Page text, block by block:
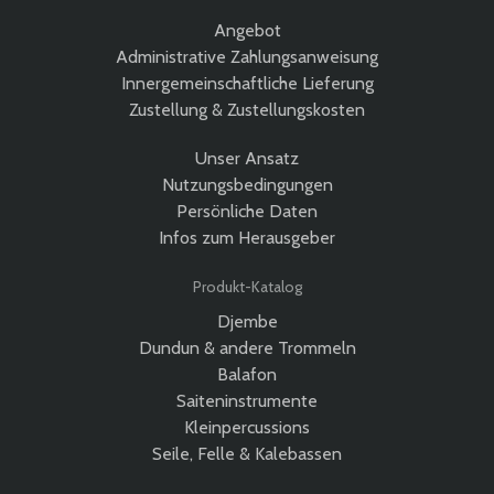
Angebot
Administrative Zahlungsanweisung
Innergemeinschaftliche Lieferung
Zustellung & Zustellungskosten
Unser Ansatz
Nutzungsbedingungen
Persönliche Daten
Infos zum Herausgeber
Produkt-Katalog
Djembe
Dundun & andere Trommeln
Balafon
Saiteninstrumente
Kleinpercussions
Seile, Felle & Kalebassen